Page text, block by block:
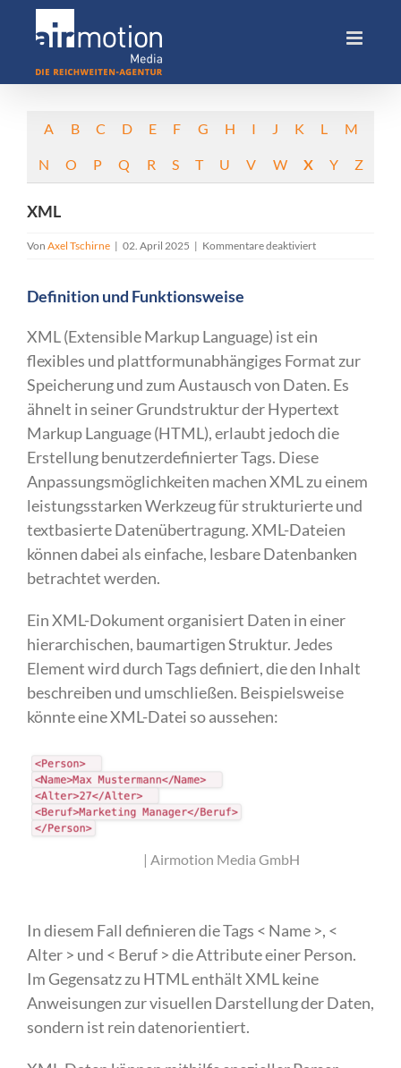
A B C D E F G H I J K L M
N O P Q R S T U V W X Y Z
XML
Von Axel Tschirne | 02. April 2025 | Kommentare deaktiviertfür
Definition und Funktionsweise
XML (Extensible Markup Language) ist ein
flexibles und plattformunabhängiges Format zur
Speicherung und zum Austausch von Daten. Es
ähnelt in seiner Grundstruktur der Hypertext
Markup Language (HTML), erlaubt jedoch die
Erstellung benutzerdefinierter Tags. Diese
Anpassungsmöglichkeiten machen XML zu einem
leistungsstarken Werkzeug für strukturierte und
textbasierte Datenübertragung. XML-Dateien
können dabei als einfache, lesbare Datenbanken
betrachtet werden.
Ein XML-Dokument organisiert Daten in einer
hierarchischen, baumartigen Struktur. Jedes
Element wird durch Tags definiert, die den Inhalt
beschreiben und umschließen. Beispielsweise
könnte eine XML-Datei so aussehen:
| Airmotion Media GmbH
In diesem Fall definieren die Tags < Name >, <
Alter > und < Beruf > die Attribute einer Person.
Im Gegensatz zu HTML enthält XML keine
Anweisungen zur visuellen Darstellung der Daten,
sondern ist rein datenorientiert.